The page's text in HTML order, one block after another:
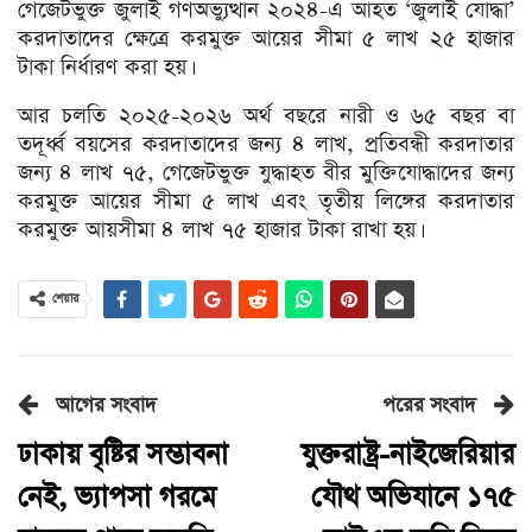
গেজেটভুক্ত জুলাই গণঅভ্যুত্থান ২০২৪-এ আহত ‘জুলাই যোদ্ধা’
করদাতাদের ক্ষেত্রে করমুক্ত আয়ের সীমা ৫ লাখ ২৫ হাজার
টাকা নির্ধারণ করা হয়।
আর চলতি ২০২৫-২০২৬ অর্থ বছরে নারী ও ৬৫ বছর বা
তদূর্ধ্ব বয়সের করদাতাদের জন্য ৪ লাখ, প্রতিবন্ধী করদাতার
জন্য ৪ লাখ ৭৫, গেজেটভুক্ত যুদ্ধাহত বীর মুক্তিযোদ্ধাদের জন্য
করমুক্ত আয়ের সীমা ৫ লাখ এবং তৃতীয় লিঙ্গের করদাতার
করমুক্ত আয়সীমা ৪ লাখ ৭৫ হাজার টাকা রাখা হয়।
শেয়ার
আগের সংবাদ
ঢাকায় বৃষ্টির সম্ভাবনা
নেই, ভ্যাপসা গরমে
পরের সংবাদ
যুক্তরাষ্ট্র-নাইজেরিয়ার
যৌথ অভিযানে ১৭৫